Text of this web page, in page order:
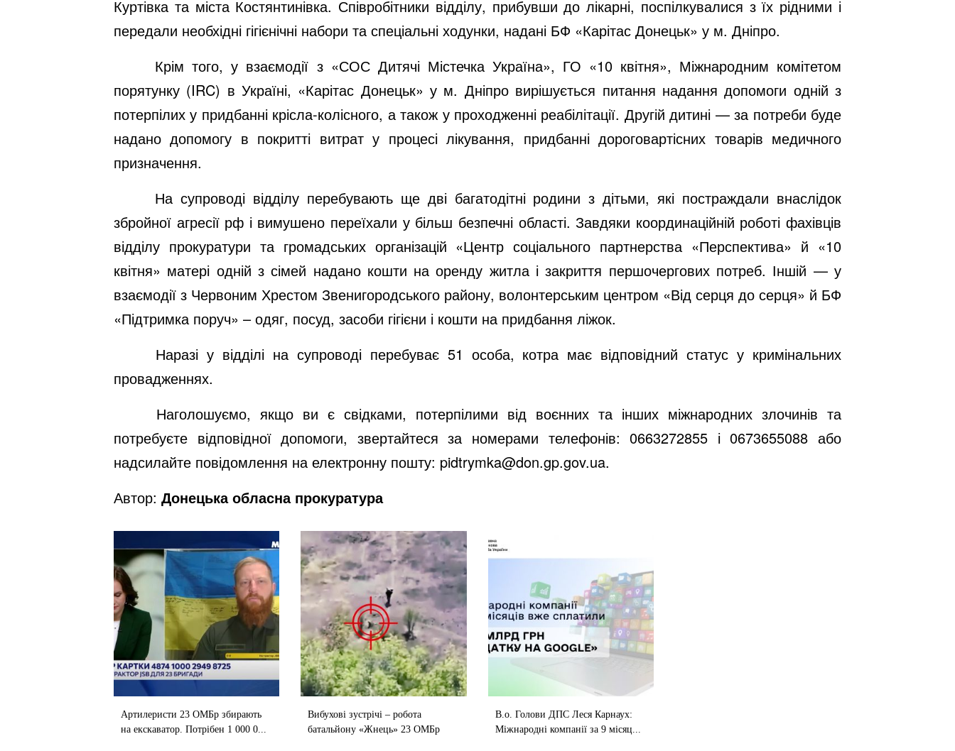
Куртівка та міста Костянтинівка. Співробітники відділу, прибувши до лікарні, поспілкувалися з їх рідними і
передали необхідні гігієнічні набори та спеціальні ходунки, надані БФ «Карітас Донецьк» у м. Дніпро.
Крім того, у взаємодії з «СОС Дитячі Містечка Україна», ГО «10 квітня», Міжнародним комітетом
порятунку (IRC) в Україні, «Карітас Донецьк» у м. Дніпро вирішується питання надання допомоги одній з
потерпілих у придбанні крісла-колісного, а також у проходженні реабілітації. Другій дитині — за потреби буде
надано допомогу в покритті витрат у процесі лікування, придбанні дороговартісних товарів медичного
призначення.
На супроводі відділу перебувають ще дві багатодітні родини з дітьми, які постраждали внаслідок
збройної агресії рф і вимушено переїхали у більш безпечні області. Завдяки координаційній роботі фахівців
відділу прокуратури та громадських організацій «Центр соціального партнерства «Перспектива» й «10
квітня» матері одній з сімей надано кошти на оренду житла і закриття першочергових потреб. Іншій — у
взаємодії з Червоним Хрестом Звенигородського району, волонтерським центром «Від серця до серця» й БФ
«Підтримка поруч» – одяг, посуд, засоби гігієни і кошти на придбання ліжок.
Наразі у відділі на супроводі перебуває 51 особа, котра має відповідний статус у кримінальних
провадженнях.
Наголошуємо, якщо ви є свідками, потерпілими від воєнних та інших міжнародних злочинів та
потребуєте відповідної допомоги, звертайтеся за номерами телефонів: 0663272855 і 0673655088 або
надсилайте повідомлення на електронну пошту: pidtrymka@don.gp.gov.ua.
Автор: Донецька обласна прокуратура
Артилеристи 23 ОМБр збирають
на екскаватор. Потрібен 1 000 0...
Вибухові зустрічі – робота
батальйону «Жнець» 23 ОМБр
В.о. Голови ДПС Леся Карнаух:
Міжнародні компанії за 9 місяц...